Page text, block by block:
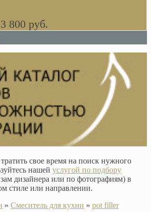
3 800 руб.
свое время на поиск нужного
нашей услугой по подбору
дизайнера или по фотографиям) в
стиле или направлении.
» Смеситель для кухни » pot filler